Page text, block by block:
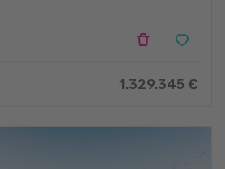
1.329.345 €